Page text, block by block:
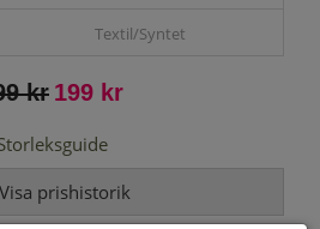
Textil/Syntet
kr 199 kr
prishistorik